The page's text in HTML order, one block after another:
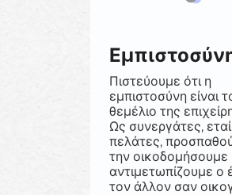
Πιστεύουμε ότι η
εμπιστοσύνη είναι
θεμέλιο της
Ως συνεργάτες,
πελάτες,
την οικοδομήσουμε
αντιμετωπίζουμε ο
τον άλλον σαν